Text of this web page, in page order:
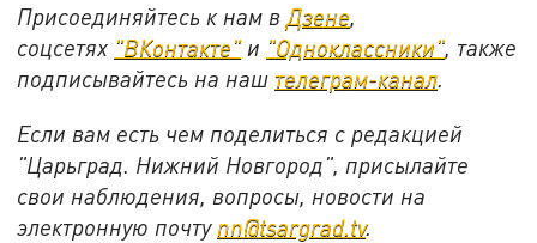
Присоединяйтесь к нам вДзене,
соцсетях "ВКонтакте" и "Одноклассники", также
подписывайтесь на наш телеграм-канал.
Если вам есть чем поделиться с редакцией
"Царьград. Нижний Новгород", присылайте
свои наблюдения, вопросы, новости на
электронную почту nn@tsargrad.tv.